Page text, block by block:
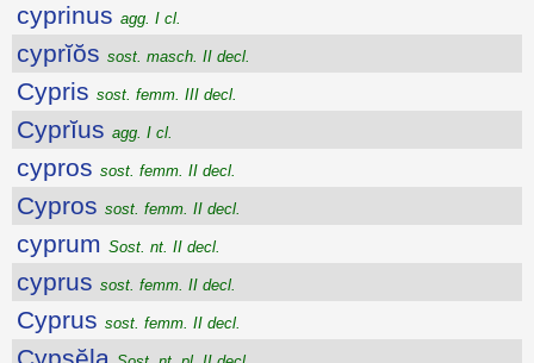
cyprinus agg. I cl.
cyprĭŏs sost. masch. II decl.
Cypris sost. femm. III decl.
Cyprĭus agg. I cl.
cypros sost. femm. II decl.
Cypros sost. femm. II decl.
cyprum Sost. nt. II decl.
cyprus sost. femm. II decl.
Cyprus sost. femm. II decl.